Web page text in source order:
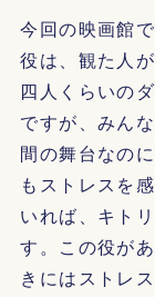
今回の映画館
役は、観た人
四人くらいの
ですが、みん
間の舞台なの
もストレスを
いれば、キト
す。この役が
きにはストレ